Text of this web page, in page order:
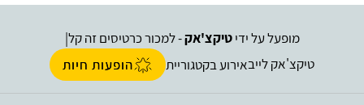
מופעל על ידיטיקצ'אק- למכור כרטיסים זה קל
טיקצ'אק לייבאירוע בקטגוריית הופעות חיות